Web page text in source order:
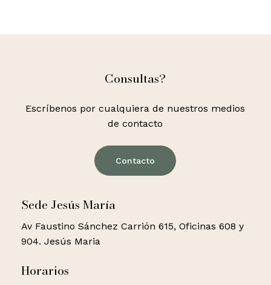
Consultas?
Escríbenos por cualquiera de nuestros medios
de contacto
Contacto
Sede Jesús María
Av Faustino Sánchez Carrión 615, Oficinas 608 y
904. Jesús Maria
Horarios